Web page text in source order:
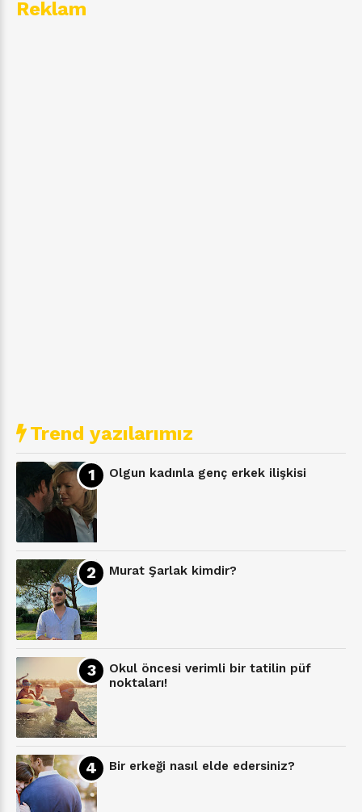
Reklam
Trend yazılarımız
Olgun kadınla genç erkek ilişkisi
Murat Şarlak kimdir?
Okul öncesi verimli bir tatilin püf
noktaları!
Bir erkeği nasıl elde edersiniz?